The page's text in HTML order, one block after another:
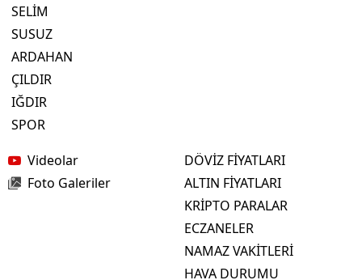
SELİM
SUSUZ
ARDAHAN
ÇILDIR
IĞDIR
SPOR
Videolar
Foto Galeriler
DÖVİZ FİYATLARI
ALTIN FİYATLARI
KRİPTO PARALAR
ECZANELER
NAMAZ VAKİTLERİ
HAVA DURUMU